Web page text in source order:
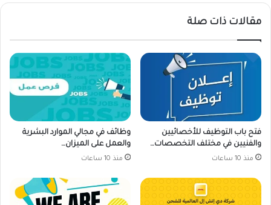
مقالات ذات صلة
فتح باب التوظيف للأخصائيين
والفنيين في مختلف التخصصات…
منذ 10 ساعات
وظائف في مجالي الموارد البشرية
والعمل على الميزان…
منذ 10 ساعات